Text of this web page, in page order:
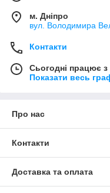
м. Дніпро
вул. Володимира
Контакти
Сьогодні працює
Показати весь
Про нас
Контакти
Доставка та оплата